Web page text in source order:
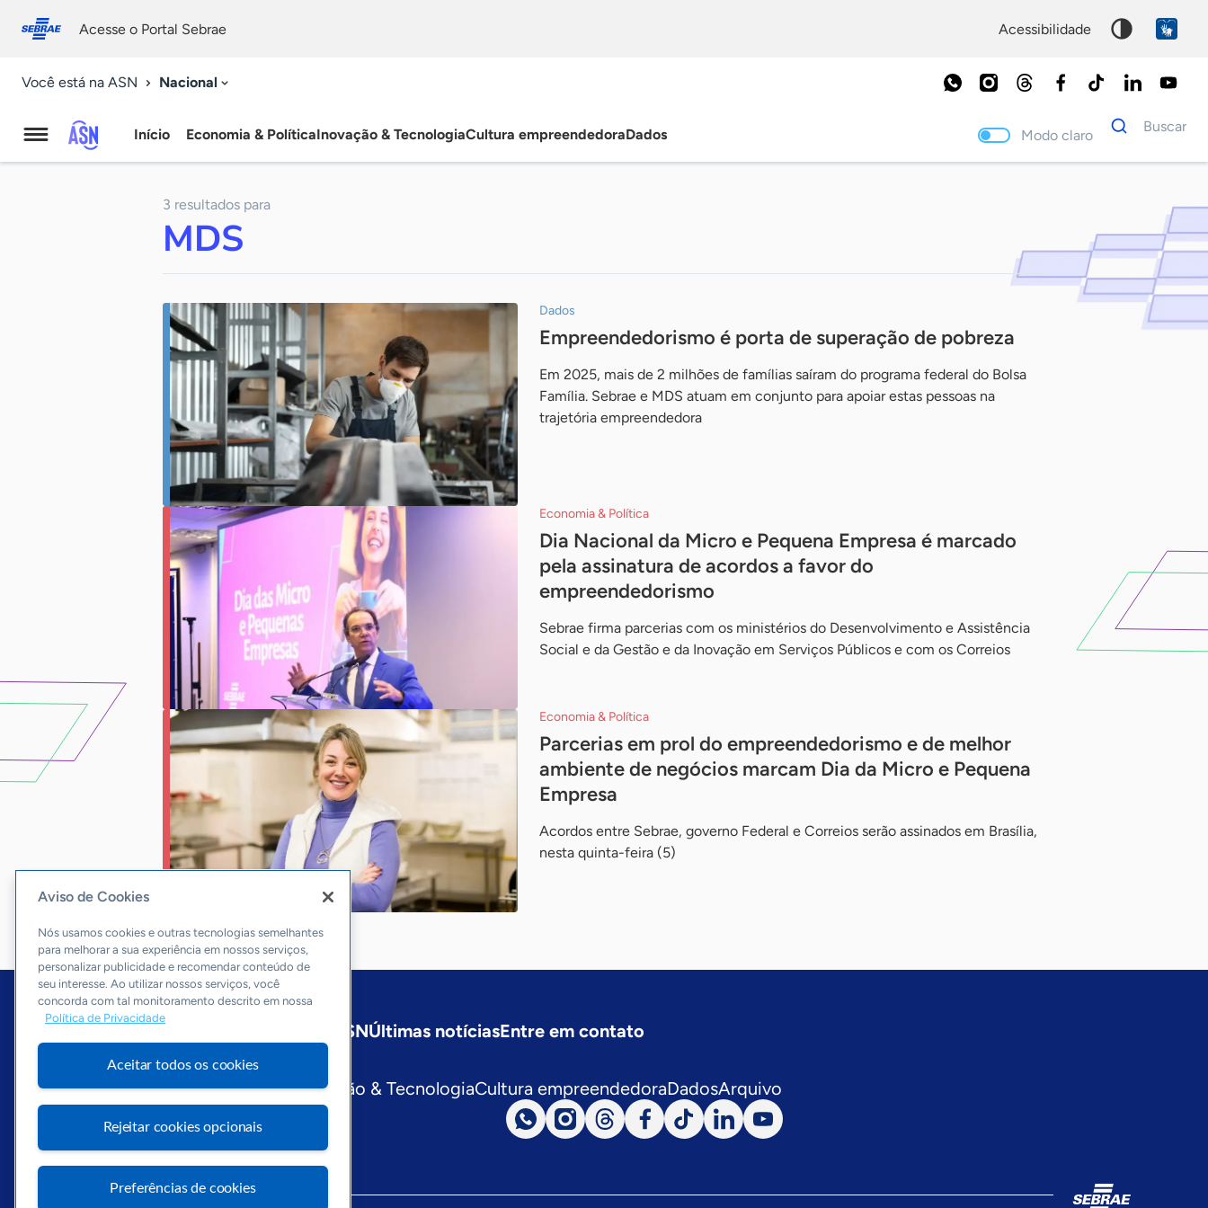
conosco
Acesse o Portal Sebrae acessibilidade
Você está na ASN Nacional
Agência
Notícias
Início Economia & PolíticaInovação & TecnologiaCultura empreendedoraDados Modo claro
Dados
para
Buscar
3 resultados para
MDS
Dados
Empreendedorismo é porta de superação de pobreza
Em 2025, mais de 2 milhões de famílias saíram do programa federal do Bolsa
Família. Sebrae e MDS atuam em conjunto para apoiar estas pessoas na
trajetória empreendedora
Economia & Política
Dia Nacional da Micro e Pequena Empresa é marcado
pela assinatura de acordos a favor do
empreendedorismo
Sebrae firma parcerias com os ministérios do Desenvolvimento e Assistência
Social e da Gestão e da Inovação em Serviços Públicos e com os Correios
Economia & Política
Parcerias em prol do empreendedorismo e de melhor
ambiente de negócios marcam Dia da Micro e Pequena
Empresa
Acordos entre Sebrae, governo Federal e Correios serão assinados em Brasília,
nesta quinta-feira (5)
Início Sobre a ASNÚltimas notíciasEntre em contato
Economia & PolíticaInovação & TecnologiaCultura empreendedoraDadosArquivo
Visite o Portal Sebrae
Aviso de Cookies
Nós usamos cookies e outras tecnologias semelhantes
para melhorar a sua experiência em nossos serviços,
personalizar publicidade e recomendar conteúdo de
seu interesse. Ao utilizar nossos serviços, você
concorda com tal monitoramento descrito em nossa
Política de Privacidade
Aceitar todos os cookies
Rejeitar cookies opcionais
Preferências de cookies